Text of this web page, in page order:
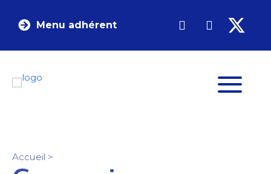
Menu adhérent
Accueil >